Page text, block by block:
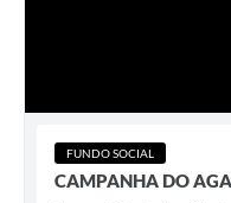
FUNDO SOCIAL
CAMPANHA DO